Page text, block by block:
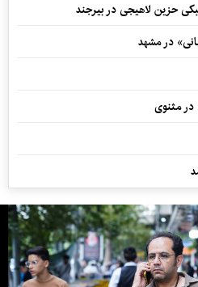
حزین لاهیجی در بیرجند
در مشهد
مثنوی